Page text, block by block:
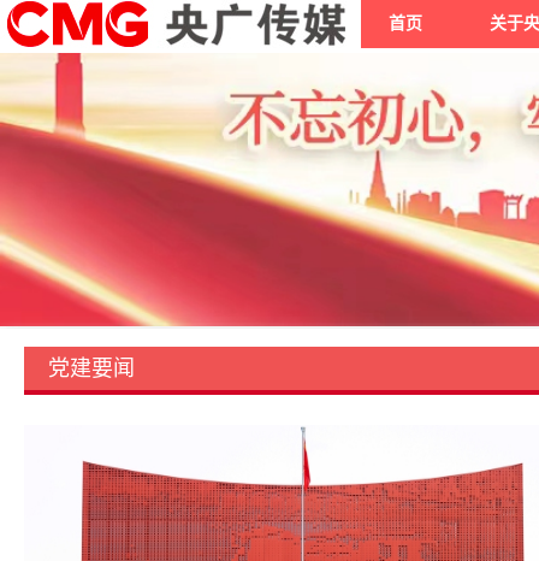
首页 关于
党建要闻